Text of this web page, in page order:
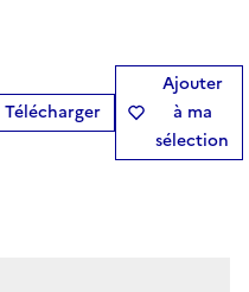
Télécharger
Ajouter
à ma
sélection